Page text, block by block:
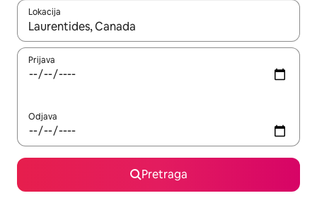
Lokacija
Kad su rezultati dostupni, možete da se krećete kroz njih
Prijava
Odjava
Pretraga